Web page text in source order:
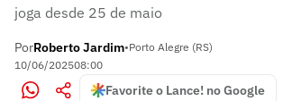
joga desde 25 de maio
PorRoberto Jardim•Porto Alegre (RS)
10/06/202508:00
Favorite o Lance! no Google